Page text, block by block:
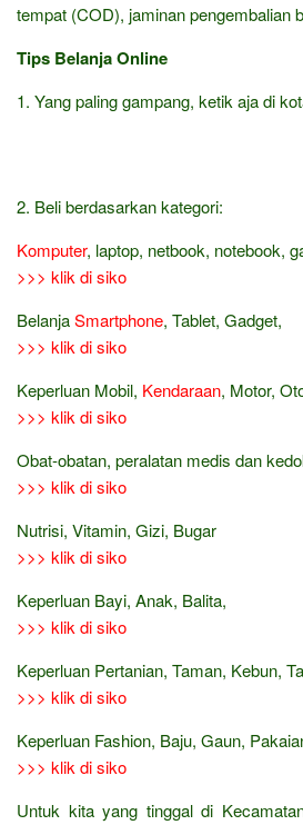
tempat (COD), jaminan pengembalian
Tips Belanja Online
1. Yang paling gampang, ketik aja di
2. Beli berdasarkan kategori:
Komputer, laptop, netbook, notebook,
>>> klik di siko
BelanjaSmartphone, Tablet, Gadget,
>>> klik di siko
Keperluan Mobil, Kendaraan, Motor,
>>> klik di siko
Obat-obatan, peralatan medis dan
>>> klik di siko
Nutrisi, Vitamin, Gizi, Bugar
>>> klik di siko
Keperluan Bayi, Anak, Balita,
>>> klik di siko
Keperluan Pertanian, Taman, Kebun,
>>> klik di siko
Keperluan Fashion, Baju, Gaun,
>>> klik di siko
Untuk kita yang tinggal di